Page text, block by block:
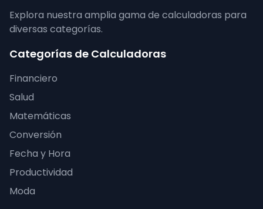
Explora nuestra amplia gama de calculadoras para
diversas categorías.
Categorías de Calculadoras
Financiero
Salud
Matemáticas
Conversión
Fecha y Hora
Productividad
Moda